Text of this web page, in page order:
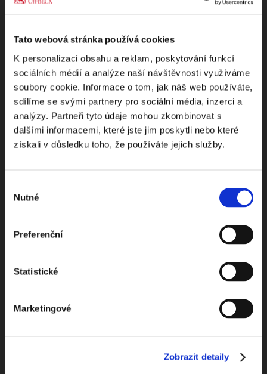
Tato webová stránka používá cookies
K personalizaci obsahu a reklam, poskytování funkcí
sociálních médií a analýze naší návštěvnosti využíváme
soubory cookie. Informace o tom, jak náš web používáte,
sdílíme se svými partnery pro sociální média, inzerci a
analýzy. Partneři tyto údaje mohou zkombinovat s
dalšími informacemi, které jste jim poskytli nebo které
získali v důsledku toho, že používáte jejich služby.
souhlasu
Nutné
Preferenční
Statistické
Marketingové
Zobrazit detaily
Dostávejte od nás pravidelný měsíční souhrn
toho nejpopulárnějšího obsahu.
Beru na vědomí zpracování osobních údajů
Kontaktuje nás